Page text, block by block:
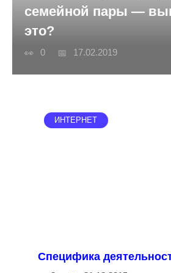
семейной пары —
это?
0 17.02.2019
ИНТЕРНЕТ
Специфика